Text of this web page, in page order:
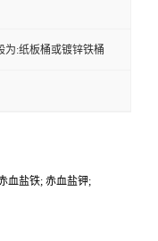
为:纸板桶或镀锌铁桶
血盐铁; 赤血盐钾;